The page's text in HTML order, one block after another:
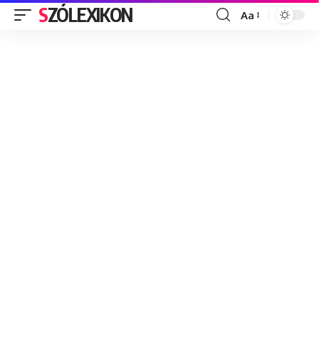
SZÓLEXIKON
Font
Aa